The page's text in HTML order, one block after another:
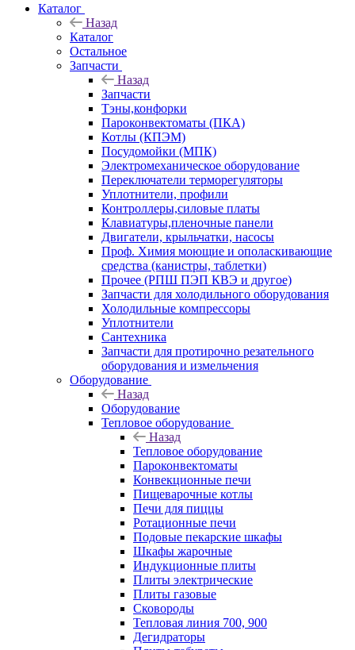
Каталог
Назад
Каталог
Остальное
Запчасти
Назад
Запчасти
Тэны,конфорки
Пароконвектоматы (ПКА)
Котлы (КПЭМ)
Посудомойки (МПК)
Электромеханическое оборудование
Переключатели терморегуляторы
Уплотнители, профили
Контроллеры,силовые платы
Клавиатуры,пленочные панели
Двигатели, крыльчатки, насосы
Проф. Химия моющие и ополаскивающие
средства (канистры, таблетки)
Прочее (РПШ ПЭП КВЭ и другое)
Запчасти для холодильного оборудования
Холодильные компрессоры
Уплотнители
Сантехника
Запчасти для протирочно резательного
оборудования и измельчения
Оборудование
Назад
Оборудование
Тепловое оборудование
Назад
Тепловое оборудование
Пароконвектоматы
Конвекционные печи
Пищеварочные котлы
Печи для пиццы
Ротационные печи
Подовые пекарские шкафы
Шкафы жарочные
Индукционные плиты
Плиты электрические
Плиты газовые
Сковороды
Тепловая линия 700, 900
Дегидраторы